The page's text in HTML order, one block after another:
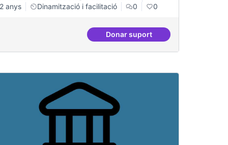
2 anys
Dinamització i facilitació 0 0
Donar suportIncubadora d'ILPs